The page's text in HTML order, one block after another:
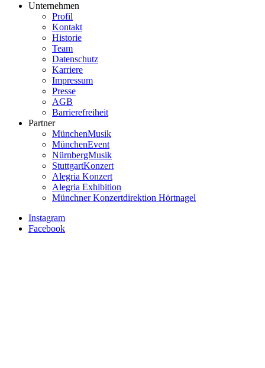
Unternehmen
Profil
Kontakt
Historie
Team
Datenschutz
Karriere
Impressum
Presse
AGB
Barrierefreiheit
Partner
MünchenMusik
MünchenEvent
NürnbergMusik
StuttgartKonzert
Alegria Konzert
Alegria Exhibition
Münchner Konzertdirektion Hörtnagel
Instagram
Facebook